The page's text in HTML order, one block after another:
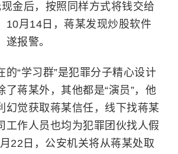
金后，按照同样方式将钱交给
10月14日，蒋某发现炒股软件
遂报警。
的“学习群”是犯罪分子精心设计
了蒋某外，其他都是“演员”，他
幻觉获取蒋某信任，线下找蒋某
工作人员也均为犯罪团伙找人假
22日，公安机关将从蒋某处取